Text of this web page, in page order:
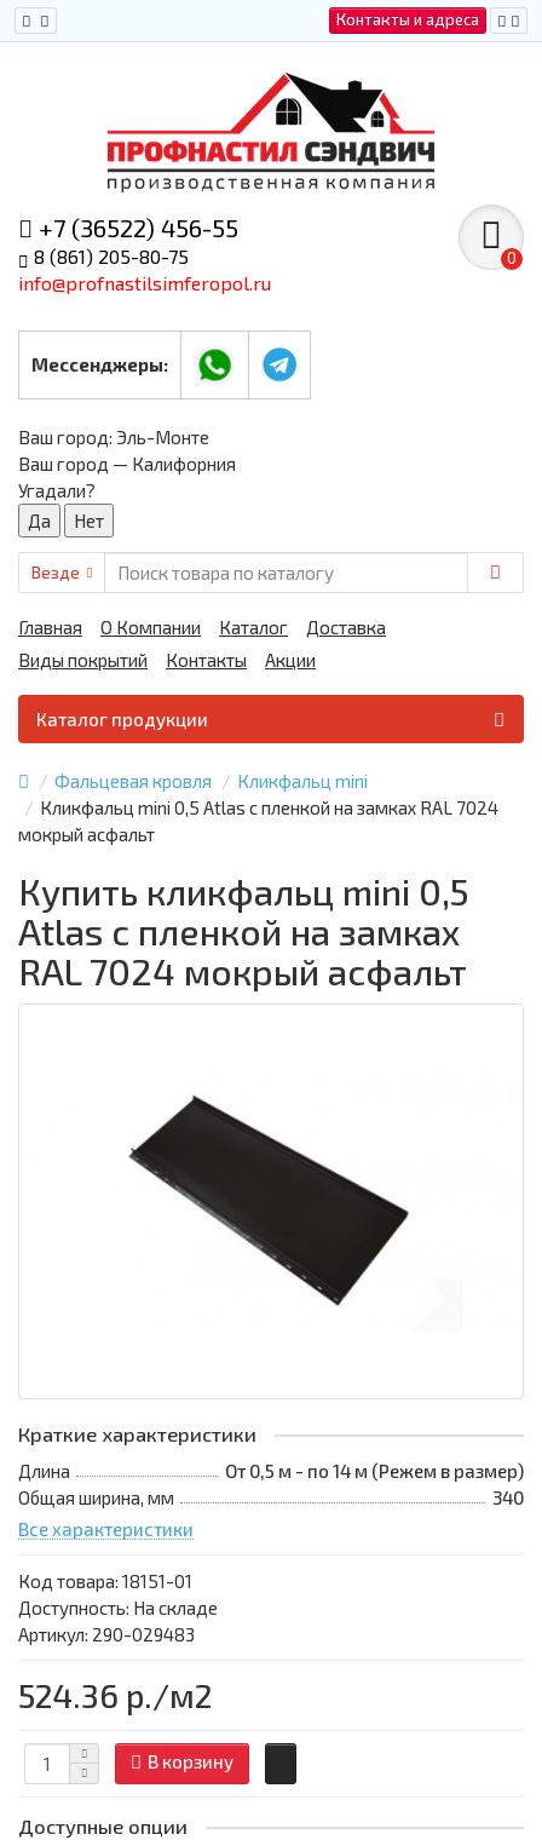
Контакты и адреса
+7 (36522) 456-55
8 (861) 205-80-75
info@profnastilsimferopol.ru
Мессенджеры:
0
Ваш город: Эль-Монте
Ваш город — Калифорния
Угадали?
Везде
Главная О Компании Каталог
Доставка
Виды покрытий
Контакты Акции
Каталог продукции
Фальцевая кровля
Кликфальц mini
Кликфальц mini 0,5 Atlas с пленкой на замках RAL 7024
мокрый асфальт
Купить кликфальц mini 0,5
Atlas с пленкой на замках
RAL 7024 мокрый асфальт
Краткие характеристики
Длина
От 0,5 м - по 14 м (Режем в размер)
Общая ширина, мм
340
Все характеристики
Код товара: 18151-01
Доступность: На складе
Артикул: 290-029483
524.36 р./м2
В корзину
Доступные опции